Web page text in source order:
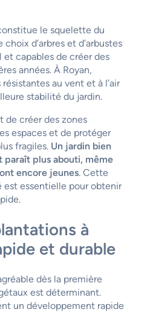
le squelette du
d’arbres et d’arbustes
capables de créer des
années. À Royan,
au vent et à l’air
stabilité du jardin.
créer des zones
espaces et de protéger
fragiles. Un jardin bien
plus abouti, même
encore jeunes. Cette
est essentielle pour obtenir
à
et durable
dès la première
est déterminant.
un développement rapide